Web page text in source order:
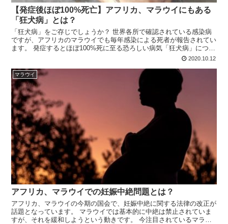
【発症後ほぼ100%死亡】アフリカ、マラウイにもある
「狂犬病」とは？
「狂犬病」をご存じでしょうか？ 世界各所で確認されている感染病
ですが、アフリカのマラウイでも毎年感染による死者が報告されてい
ます。 発症するとほぼ100%死に至る恐ろしい病気「狂犬病」につい
2020.10.12
マラウイ
アフリカ、マラウイでの妊娠中絶問題とは？
アフリカ、マラウイの今期の国会で、妊娠中絶に関する法律の改正が
話題となっています。 マラウイでは基本的に中絶は禁止されていま
すが、それを緩和しようという動きです。 今注目されているマラウ